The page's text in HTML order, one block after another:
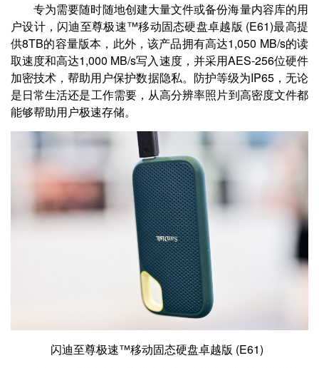
专为需要随时随地创建大量文件或备份海量内容库的用
户设计，闪迪至尊极速™移动固态硬盘卓越版 (E61)最高提
供8TB的容量版本，此外，该产品拥有高达1,050 MB/s的读
取速度和高达1,000 MB/s写入速度，并采用AES-256位硬件
加密技术，帮助用户保护数据隐私。防护等级为IP65，无论
是日常生活还是工作需要，从高分辨率照片到高密度文件都
能够帮助用户极速存储。
闪迪至尊极速™移动固态硬盘卓越版 (E61)